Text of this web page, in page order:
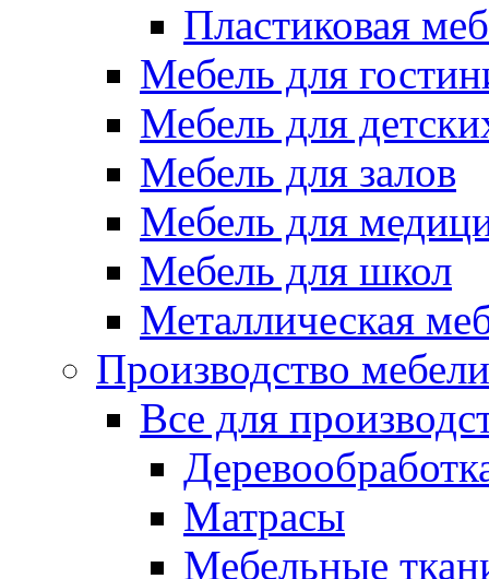
Пластиковая
Мебель для
Мебель для
Мебель для залов
Мебель для
Мебель для школ
Металлическая
Производство мебели
Все для
Матрасы
Мебельные